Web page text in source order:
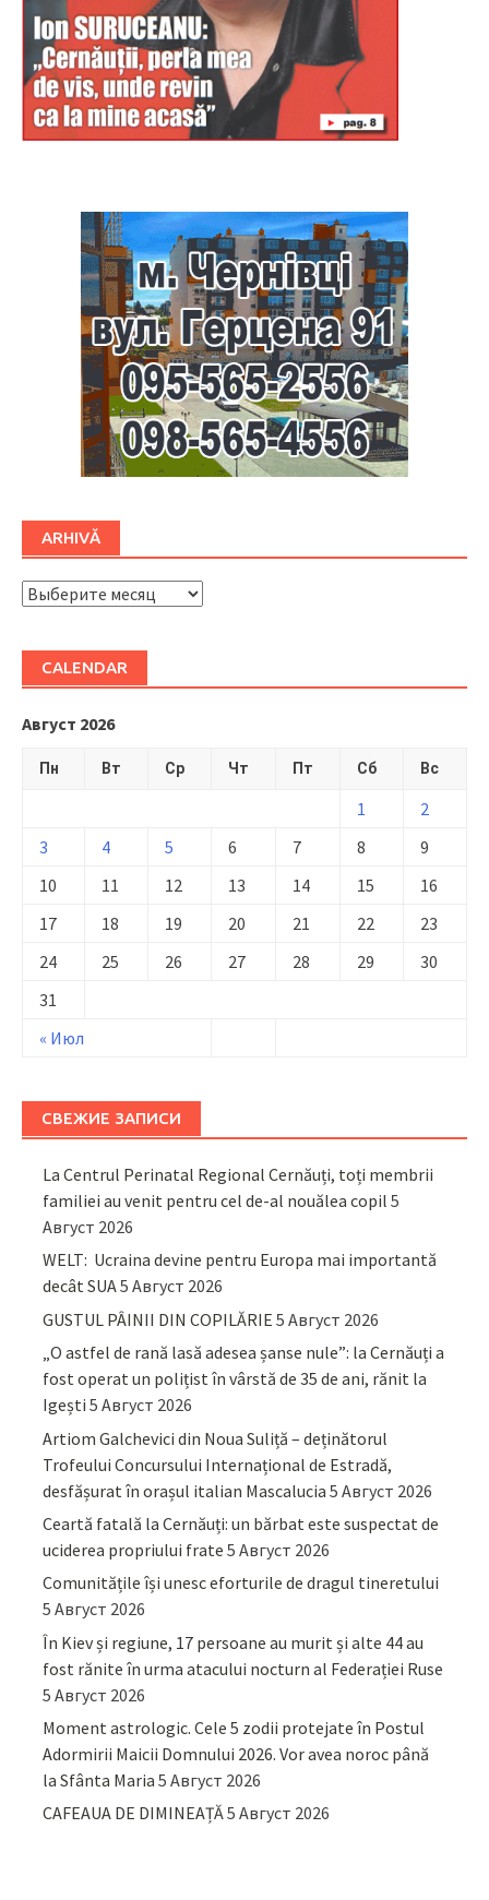
ARHIVĂ
ARHIVĂ
CALENDAR
Август 2026
Пн Вт Ср Чт Пт Сб Вс
« Июл
1
2
3
4 5 6 7 8
9
10
11 12 13 14 15
16
17
18 19 20 21 22
23
24
25 26 27 28 29
30
31
СВЕЖИЕ ЗАПИСИ
La Centrul Perinatal Regional Cernăuți, toți membrii
familiei au venit pentru cel de-al nouălea copil 5
Август 2026
WELT: Ucraina devine pentru Europa mai importantă
decât SUA5 Август 2026
GUSTUL PÂINII DIN COPILĂRIE 5 Август 2026
„O astfel de rană lasă adesea șanse nule”: la Cernăuți a
fost operat un polițist în vârstă de 35 de ani, rănit la
Igești 5 Август 2026
Artiom Galchevici din Noua Suliță – deținătorul
Trofeului Concursului Internațional de Estradă,
desfășurat în orașul italian Mascalucia 5 Август 2026
Ceartă fatală la Cernăuți: un bărbat este suspectat de
uciderea propriului frate 5 Август 2026
Comunitățile își unesc eforturile de dragul tineretului
5 Август 2026
În Kiev și regiune, 17 persoane au murit și alte 44 au
fost rănite în urma atacului nocturn al Federației Ruse
5 Август 2026
Moment astrologic. Cele 5 zodii protejate în Postul
Adormirii Maicii Domnului 2026. Vor avea noroc până
la Sfânta Maria 5 Август 2026
CAFEAUA DE DIMINEAȚĂ5 Август 2026